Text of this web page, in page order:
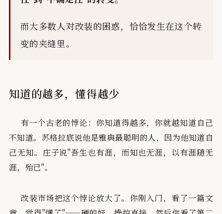
而大多数人对改装的困惑，恰恰发生在这个转
变的夹缝里。
知道的越多，懂得越少
有一个古老的悖论：你知道得越多，你就越知道自己
不知道。苏格拉底说他是雅典最聪明的人，因为他知道自
己无知。庄子说"吾生也有涯，而知也无涯，以有涯随无
涯，殆已"。
改装市场把这个悖论放大了。你刚入门，看了一篇文